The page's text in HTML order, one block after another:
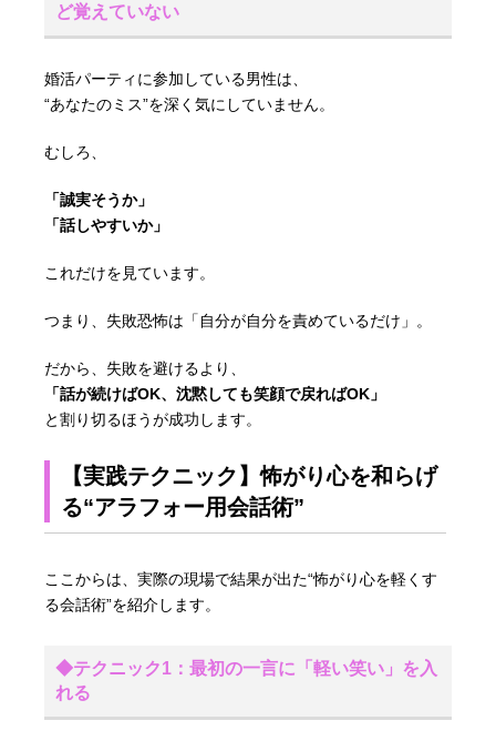
ど覚えていない
婚活パーティに参加している男性は、
“あなたのミス”を深く気にしていません。
むしろ、
「誠実そうか」
「話しやすいか」
これだけを見ています。
つまり、失敗恐怖は「自分が自分を責めているだけ」。
だから、失敗を避けるより、
「話が続けばOK、沈黙しても笑顔で戻ればOK」
と割り切るほうが成功します。
【実践テクニック】怖がり心を和らげ
る“アラフォー用会話術”
ここからは、実際の現場で結果が出た“怖がり心を軽くす
る会話術”を紹介します。
◆テクニック1：最初の一言に「軽い笑い」を入
れる